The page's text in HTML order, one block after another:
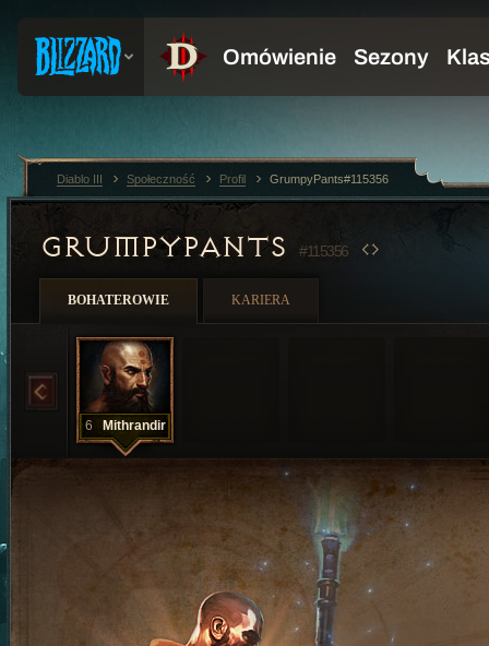
GRUMPYPANTS #115356
BOHATEROWIE KARIERA
6 Mithrandir
Diablo III Społeczność Profil GrumpyPants#115356